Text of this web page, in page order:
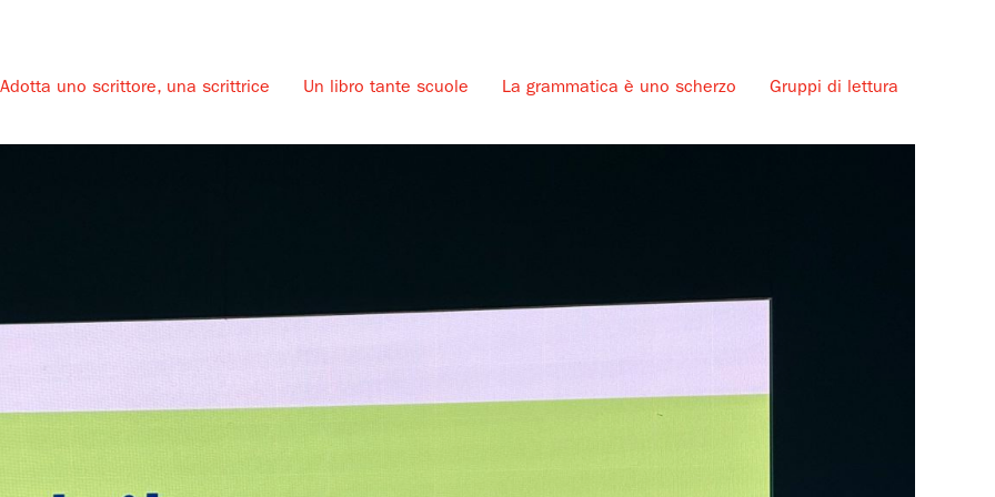
Adotta uno scrittore, una scrittrice Un libro tante scuole La grammatica è uno scherzo Gruppi di lettura